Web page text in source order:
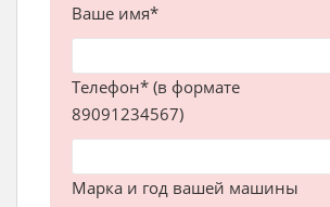
Ваше имя*
Телефон* (в формате
89091234567)
Марка и год вашей машины